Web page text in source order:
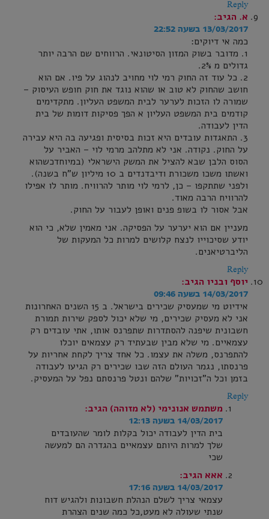
Reply
א. הגיב:
13/03/2017 בשעה 22:52
כמה אי דיוקים:
1. מדובר בשוק המזון הסיטונאי. הרווחים שם הרבה יותר
גדולים מ 2%.
2. כל עוד זה החוק רמי לוי מחויב לנהוג על פיו. אם הוא
חושב שהחוק לא טוב או שהוא נוגד את חוק חופש העיסוק –
שמורה לו הזכות לערער לבית המשפט העליון. מתקדימים
קודמים בית המשפט העליון א הפך פסיקות דומות של בית
הדין לעבודה.
3. התאגדות עובדים היא זכות בסיסית ופגיעה בה היא עבירה
על החוק. נקודה. אני לא מתלהב מרמי לוי – האביר על
הסוס הלבן שבא להציל את המשק הישראלי (במיוחדכשהוא
ואשתו משכו משכורת ודיבדנדים ב 10 מיליון ש"ח בשנה).
ולפני שתתקפו – כן, לרמי לוי מותר להרוויח. מותר לו אפילו
להרוויח הרבה מאוד.
אבל אסור לו בשופ פנים ואופן לעבור על החוק.
מעניין אם הוא יערער על הפסיקה. אני מאמין שלא, כי הוא
יודע שסיכוייו לנצח קלושים למרות כל המעקות של
הליברטיאנים.
Reply
יוסף ובניו הגיב:
14/03/2017 בשעה 09:46
אידיוט מי שמעסיק שכירים בישראל. ב 15 השנים האחרונות
אני לא מעסיק שכירים, מי שלא יכול לספק שירות תמורת
חשבונית שיפנה להסתדרות שתפרנס אותו, אתי עובדים רק
עצמאיים. מי שלא מבין שבעתיד רק עצמאים יוכלו
להתפרנס, משלה את עצמו. כל אחד צריך לקחת אחריות על
פרנסתו, נגמר העולם הזה שבו שכירים רק הגיעו לעבודה
בזמן וכל ה"זכויות" שלהם ונטל פרנסתם נפל על המעסיק.
Reply
משתמש אנונימי (לא מזוהה) הגיב:
14/03/2017 בשעה 12:13
בית הדין לעבודה יכול בקלות לומר שהעובדים
שלך למרות היותם עצמאיים בהגדרה הם למעשה
שכי
אאא הגיב:
14/03/2017 בשעה 17:16
עצמאי צריך לשלם הנהלת חשבונות ולהגיש דוח
שנתי שעולה לא מעט,כל כמה שנים הצהרת